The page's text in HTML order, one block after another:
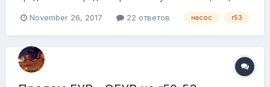
в частности) завалялся таковой, или кто нибудь знает где
вышеуказанный. Заранее спаси...
November 26, 2017 22 ответов насос r53